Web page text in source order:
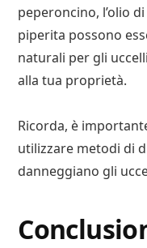
peperoncino, l’olio
piperita possono
naturali per gli
alla tua proprietà.
Ricorda, è
utilizzare metodi di
danneggiano gli